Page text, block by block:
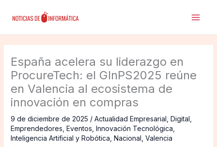
España acelera su liderazgo en
ProcureTech: el GInPS2025 reúne
en Valencia al ecosistema de
innovación en compras
9 de diciembre de 2025 / Actualidad Empresarial Digital
Emprendedores Eventos Innovación Tecnológica
Inteligencia Artificial y Robótica Nacional Valencia